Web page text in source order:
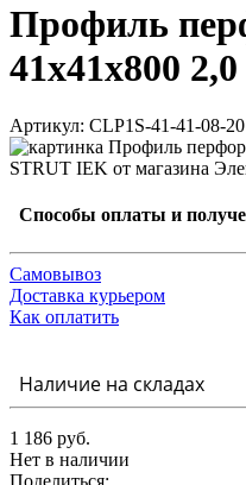
Профиль
41x41х800
Артикул: CLP1S-41-41-08-20
Способы оплаты и
Самовывоз
Доставка курьером
Как оплатить
Наличие на складах
1 186 руб.
Нет в наличии
Поделиться: